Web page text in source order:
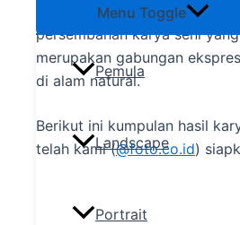
Menu Toggle
Pemula
Landscape
Portrait
lingkungan alam luar yang
persembahan karya seni
merupakan gabungan
di alam natural.
Berikut ini kumpulan hasil
telah kami (@foto.co.id)